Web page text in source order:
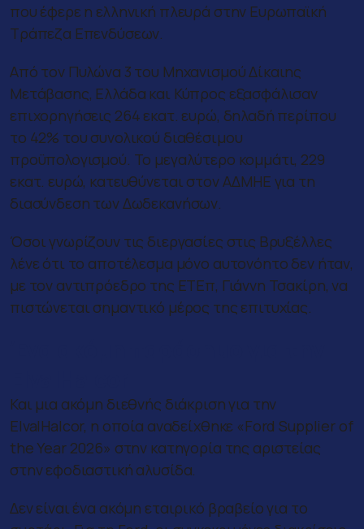
που έφερε η ελληνική πλευρά στην Ευρωπαϊκή
Τράπεζα Επενδύσεων.
Από τον Πυλώνα 3 του Μηχανισμού Δίκαιης
Μετάβασης, Ελλάδα και Κύπρος εξασφάλισαν
επιχορηγήσεις 264 εκατ. ευρώ, δηλαδή περίπου
το 42% του συνολικού διαθέσιμου
προϋπολογισμού. Το μεγαλύτερο κομμάτι, 229
εκατ. ευρώ, κατευθύνεται στον ΑΔΜΗΕ για τη
διασύνδεση των Δωδεκανήσων.
Όσοι γνωρίζουν τις διεργασίες στις Βρυξέλλες
λένε ότι το αποτέλεσμα μόνο αυτονόητο δεν ήταν,
με τον αντιπρόεδρο της ΕΤΕπ, Γιάννη Τσακίρη, να
πιστώνεται σημαντικό μέρος της επιτυχίας.
Και μια ακόμη διεθνής διάκριση για την
ElvalHalcor, η οποία αναδείχθηκε «Ford Supplier of
the Year 2026» στην κατηγορία της αριστείας
στην εφοδιαστική αλυσίδα.
Δεν είναι ένα ακόμη εταιρικό βραβείο για το